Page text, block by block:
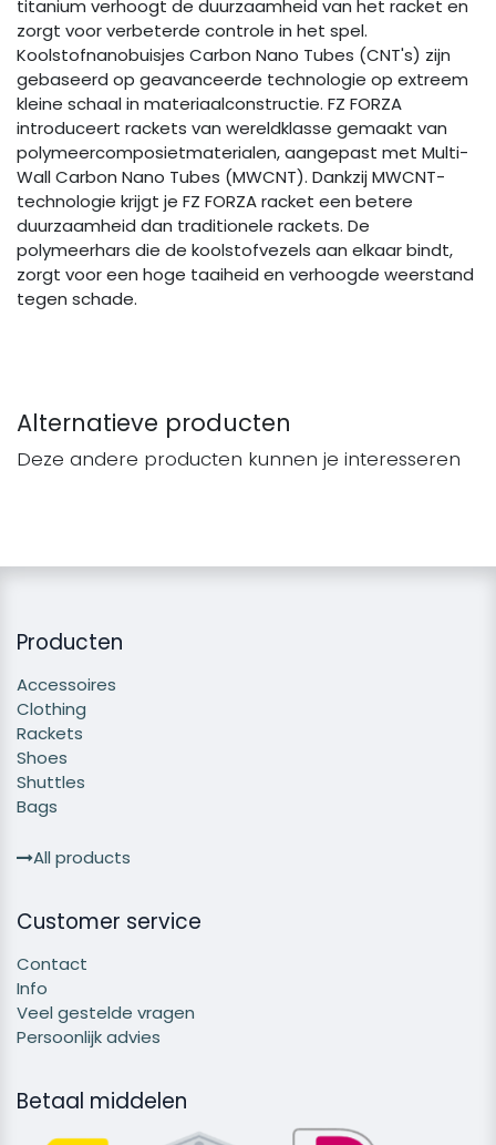
titanium verhoogt de duurzaamheid van het racket en
zorgt voor verbeterde controle in het spel.
Koolstofnanobuisjes Carbon Nano Tubes (CNT's) zijn
gebaseerd op geavanceerde technologie op extreem
kleine schaal in materiaalconstructie. FZ FORZA
introduceert rackets van wereldklasse gemaakt van
polymeercomposietmaterialen, aangepast met Multi-
Wall Carbon Nano Tubes (MWCNT). Dankzij MWCNT-
technologie krijgt je FZ FORZA racket een betere
duurzaamheid dan traditionele rackets. De
polymeerhars die de koolstofvezels aan elkaar bindt,
zorgt voor een hoge taaiheid en verhoogde weerstand
tegen schade.
Alternatieve producten
Deze andere producten kunnen je interesseren
Producten
Accessoires
Clothing
Rackets
Shoes
Shuttles
Bags
All products
Customer service
Contact
Info
Veel gestelde vragen
Persoonlijk advies
Betaal middelen